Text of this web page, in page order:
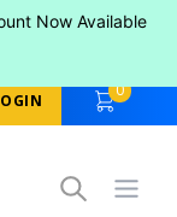
Now Available
0